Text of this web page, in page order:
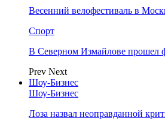
Весенний велофестиваль в
Спорт
В Северном Измайлове прошел
Prev Next
Шоу-Бизнес
Шоу-Бизнес
Лоза назвал неоправданной